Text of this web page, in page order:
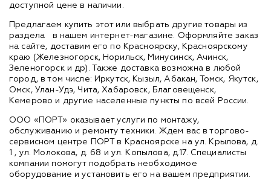
доступной цене в наличии.
Предлагаем купить этот или выбрать другие товары из
раздела
в нашем интернет-магазине. Оформляйте заказ
на сайте, доставим его по Красноярску, Красноярскому
краю (Железногорск, Норильск, Минусинск, Ачинск,
Зеленогорск и др). Также доставка возможна в любой
город, в том числе: Иркутск, Кызыл, Абакан, Томск, Якутск,
Омск, Улан-Удэ, Чита, Хабаровск, Благовещенск,
Кемерово и другие населенные пункты по всей России.
ООО «ПОРТ» оказывает услуги по монтажу,
обслуживанию и ремонту техники. Ждем вас в торгово-
сервисном центре ПОРТ в Красноярске на ул. Крылова, д.
1 , ул. Молокова, д. 68 и ул. Копылова, д.17. Специалисты
компании помогут подобрать необходимое
оборудование и установить его на вашем предприятии.